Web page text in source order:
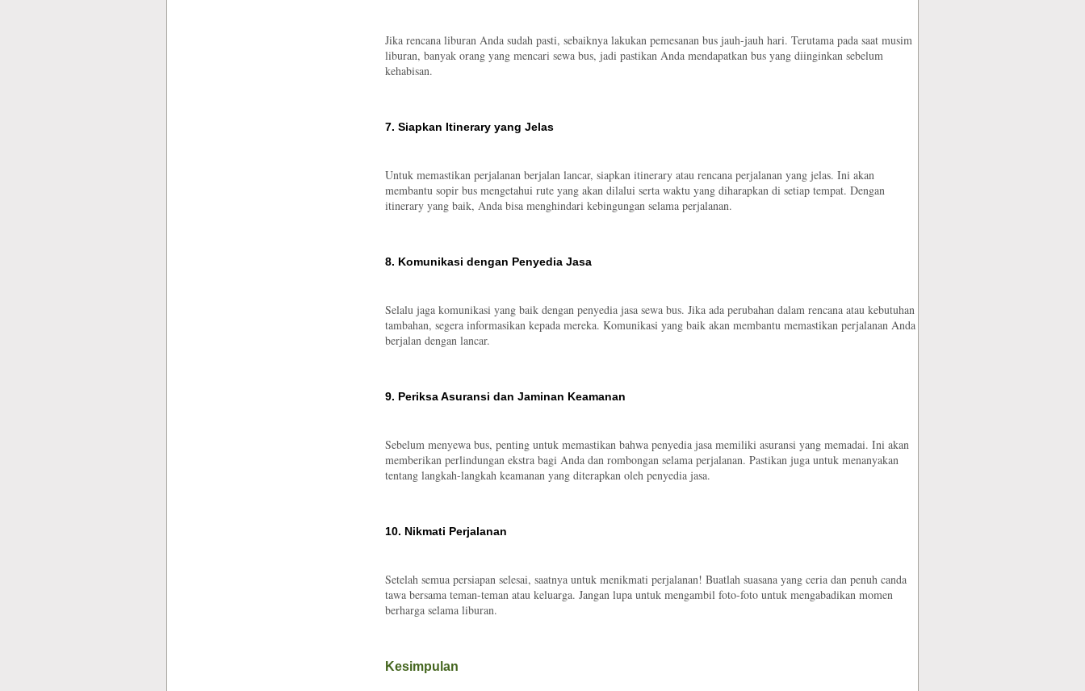
Jika rencana liburan Anda sudah pasti, sebaiknya lakukan pemesanan bus jauh-jauh hari. Terutama pada saat musim
liburan, banyak orang yang mencari sewa bus, jadi pastikan Anda mendapatkan bus yang diinginkan sebelum
kehabisan.
7. Siapkan Itinerary yang Jelas
Untuk memastikan perjalanan berjalan lancar, siapkan itinerary atau rencana perjalanan yang jelas. Ini akan
membantu sopir bus mengetahui rute yang akan dilalui serta waktu yang diharapkan di setiap tempat. Dengan
itinerary yang baik, Anda bisa menghindari kebingungan selama perjalanan.
8. Komunikasi dengan Penyedia Jasa
Selalu jaga komunikasi yang baik dengan penyedia jasa sewa bus. Jika ada perubahan dalam rencana atau kebutuhan
tambahan, segera informasikan kepada mereka. Komunikasi yang baik akan membantu memastikan perjalanan Anda
berjalan dengan lancar.
9. Periksa Asuransi dan Jaminan Keamanan
Sebelum menyewa bus, penting untuk memastikan bahwa penyedia jasa memiliki asuransi yang memadai. Ini akan
memberikan perlindungan ekstra bagi Anda dan rombongan selama perjalanan. Pastikan juga untuk menanyakan
tentang langkah-langkah keamanan yang diterapkan oleh penyedia jasa.
10. Nikmati Perjalanan
Setelah semua persiapan selesai, saatnya untuk menikmati perjalanan! Buatlah suasana yang ceria dan penuh canda
tawa bersama teman-teman atau keluarga. Jangan lupa untuk mengambil foto-foto untuk mengabadikan momen
berharga selama liburan.
Kesimpulan